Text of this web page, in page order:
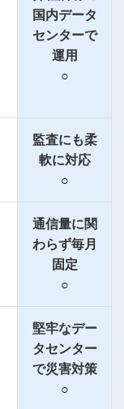
国内データ
センターで
運用
○
監査にも柔
軟に対応
○
通信量に関
わらず毎月
固定
○
堅牢なデー
タセンター
で災害対策
○